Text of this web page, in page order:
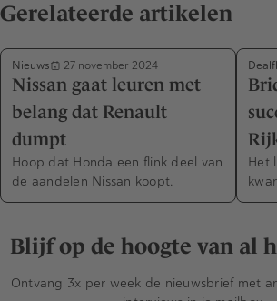
Gerelateerde artikelen
Nieuws 27 november 2024
Nissan gaat leuren met
belang dat Renault
dumpt
Hoop dat Honda een flink deel van
de aandelen Nissan koopt.
Het
Blijf op de hoogte van al
Ontvang 3x per week de nieuwsbrief met